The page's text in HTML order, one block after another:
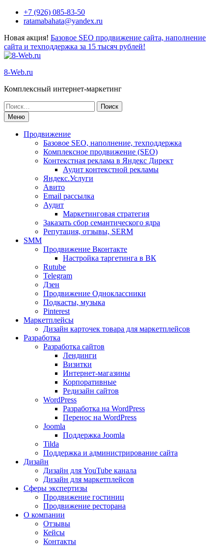
+7 (926) 085-83-50
ratamabahata@yandex.ru
Новая акция! Базовое SEO продвижение сайта, наполнение
сайта и техподдержка за 15 тысяч рублей!
8-Web.ru
Комплексный интернет-маркетинг
Меню
Продвижение
Базовое SEO, наполнение, техподдержка
Комплексное продвижение (SEO)
Контекстная реклама в Яндекс Директ
Аудит контекстной рекламы
Яндекс.Услуги
Авито
Email рассылка
Аудит
Маркетинговая стратегия
Заказать сбор семантического ядра
Репутация, отзывы, SERM
SMM
Продвижение Вконтакте
Настройка таргетинга в ВК
Rutube
Telegram
Дзен
Продвижение Одноклассники
Подкасты, музыка
Pinterest
Маркетплейсы
Дизайн карточек товара для маркетплейсов
Разработка
Разработка сайтов
Лендинги
Визитки
Интернет-магазины
Корпоративные
Редизайн сайтов
WordPress
Разработка на WordPress
Перенос на WordPress
Joomla
Поддержка Joomla
Tilda
Поддержка и администрирование сайта
Дизайн
Дизайн для YouTube канала
Дизайн для маркетплейсов
Сферы экспертизы
Продвижение гостиниц
Продвижение ресторана
О компании
Отзывы
Кейсы
Контакты